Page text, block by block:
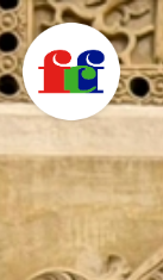
F
C
F